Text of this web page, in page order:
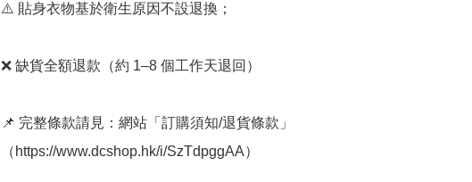
⚠️ 貼身衣物基於衛生原因不設退換；
❌ 缺貨全額退款（約 1–8 個工作天退回）
📌 完整條款請見：網站「訂購須知/退貨條款」
（https://www.dcshop.hk/i/SzTdpggAA）